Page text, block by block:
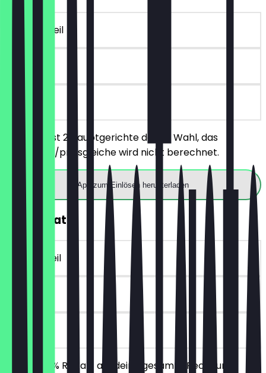
~16 € Vorteil
30 Tage
vor Ort
Du bestellst 2 Hauptgerichte deiner Wahl, das
günstigere/preisgleiche wird nicht berechnet.
App zum Einlösen herunterladen
30% Rabatt
~4 € Vorteil
30 Tage
vor Ort
Erhalte 30% Rabatt auf deine gesamte Rechnung!